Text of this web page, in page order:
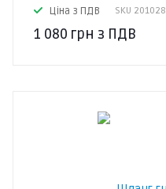
Ціна з ПДВ SKU 201028
1 080 грн з ПДВ